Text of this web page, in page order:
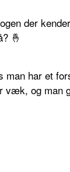
der
🤞
man har et
væk, og man